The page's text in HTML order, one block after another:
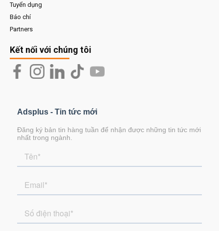
Tuyển dụng
Báo chí
Partners
Kết nối với chúng tôi